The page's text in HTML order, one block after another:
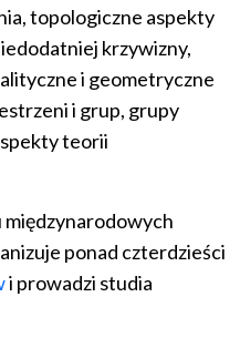
topologiczne aspekty
krzywizny,
i geometryczne
i grup, grupy
teorii
ponad czterdzieści
i prowadzi studia